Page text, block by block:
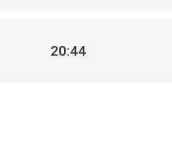
20:44